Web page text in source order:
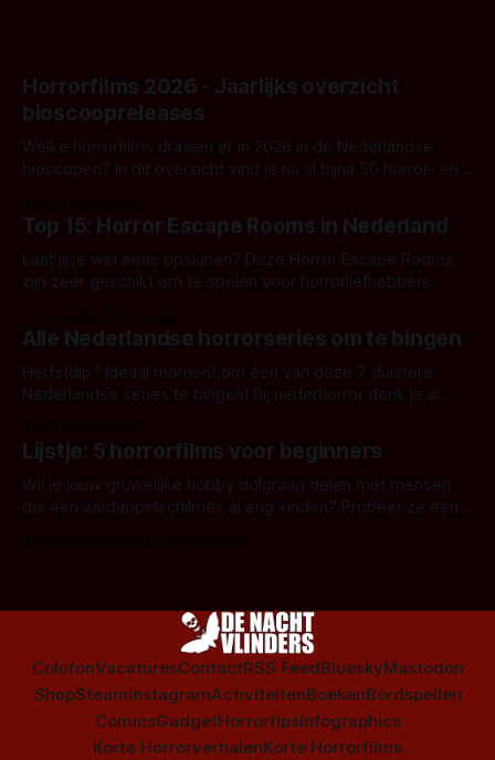
Horrorfilms 2026 - Jaarlijks overzicht
bioscoopreleases
Welke horrorfilms draaien er in 2026 in de Nederlandse
bioscopen? In dit overzicht vind je nu al bijna 50 horror- en
Top 15: Horror Escape Rooms in Nederland
Laat jij je wel eens opsluiten? Deze Horror Escape Rooms
zijn zeer geschikt om te spelen voor horrorliefhebbers.
Alle Nederlandse horrorseries om te bingen
Herfstdip? Ideaal moment om één van deze 7 duistere
Nederlandse series te bingen! Bij nederhorror denk je al
Amsterdamned of The Johnsons. Maar Nederlandse horror
is niet beperkt tot films. Hier een aantal Nederlandse tv-
series uit het duistere of horrorgenre. Als
Lijstje: 5 horrorfilms voor beginners
Wil je jouw gruwelijke hobby dolgraag delen met mensen
die een aardappelschilmes al eng vinden? Probeer ze eens
ColofonVacaturesContactRSS FeedBlueskyMastodon
ShopSteamInstagramActiviteitenBoekenBordspellen
ComicsGadgetHorrortipsInfographics
Korte HorrorverhalenKorte Horrorfilms